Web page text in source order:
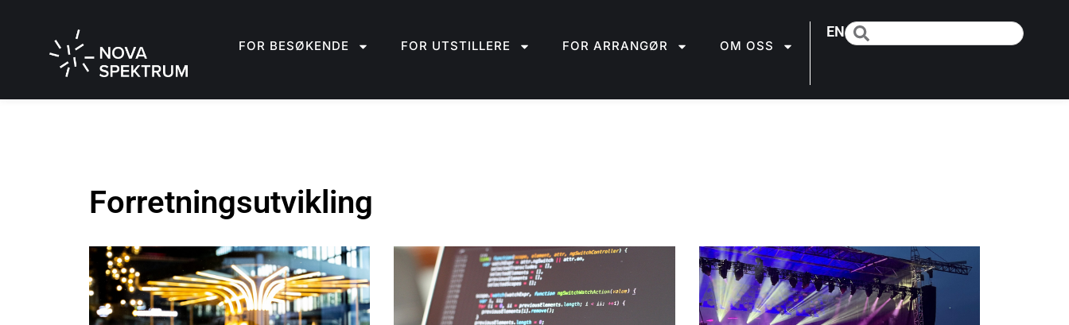
FOR BESØKENDE FOR UTSTILLERE FOR ARRANGØR OM OSS
EN
Forretningsutvikling